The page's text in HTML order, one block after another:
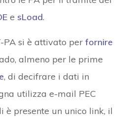
e sLoad.
PA si è attivato per fornire
almeno per le prime
, di decifrare i dati in
utilizza e-mail PEC
è presente un unico link, il